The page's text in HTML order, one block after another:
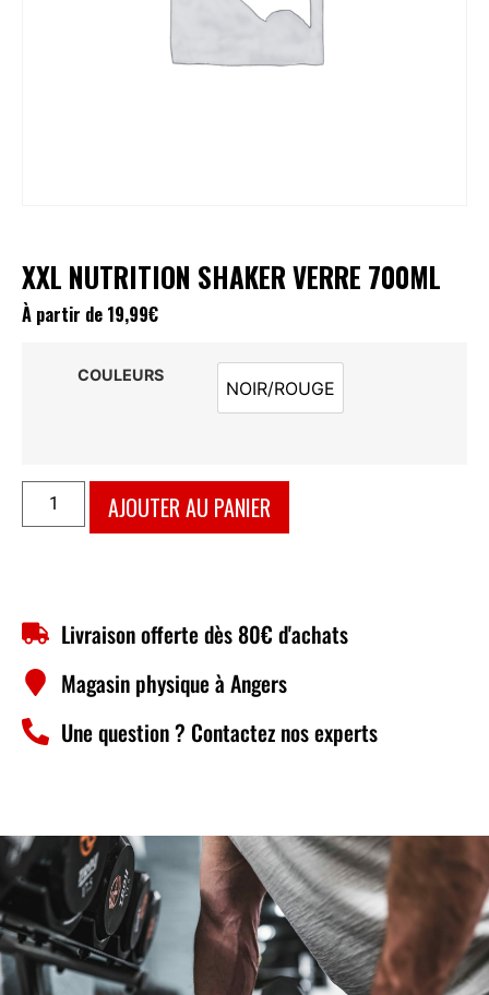
XXL NUTRITION SHAKER VERRE 700ML
À partir de 19,99€
COULEURS
NOIR/ROUGE
NOIR/ROUGE
AJOUTER AU PANIER
Livraison offerte dès 80€ d'achats
Magasin physique à Angers
Une question ? Contactez nos experts